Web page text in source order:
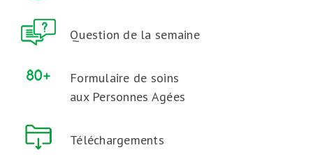
Question de la semaine
Formulaire de soins
aux Personnes Agées
Téléchargements